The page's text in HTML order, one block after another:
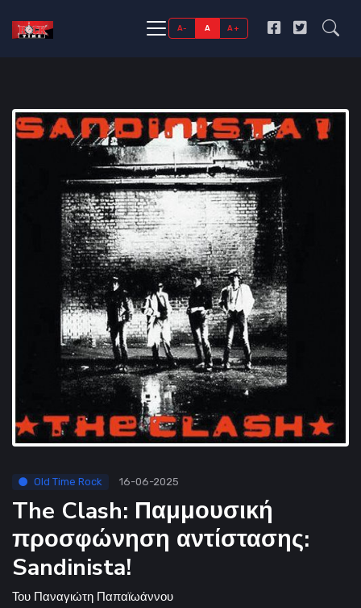
A- A A+
Old Time Rock 16-06-2025
The Clash: Παμμουσική
προσφώνηση αντίστασης:
Sandinista!
Του Παναγιώτη Παπαϊωάννου